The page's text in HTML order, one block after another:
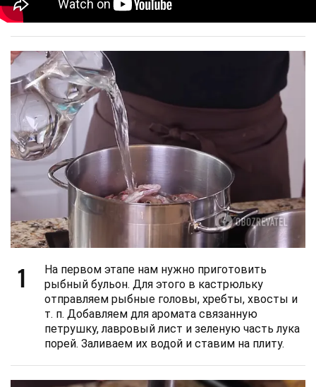
1
На первом этапе нам нужно приготовить
рыбный бульон. Для этого в кастрюльку
отправляем рыбные головы, хребты, хвосты и
т. п. Добавляем для аромата связанную
петрушку, лавровый лист и зеленую часть лука
порей. Заливаем их водой и ставим на плиту.